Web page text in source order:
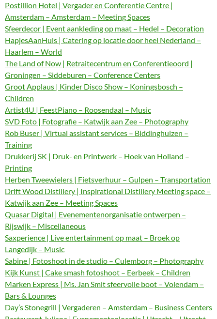
Postillion Hotel | Vergader en Conferentie Centre |
Amsterdam – Amsterdam – Meeting Spaces
Sfeerdecor | Event aankleding op maat – Hedel – Decoration
HapjesAanHuis | Catering op locatie door heel Nederland –
Haarlem – World
The Land of Now | Retraitecentrum en Conferentieoord |
Groningen – Siddeburen – Conference Centers
Groot Applaus | Kinder Disco Show – Koningsbosch –
Children
Artist4U | FeestPiano – Roosendaal – Music
SVD Foto | Fotografie – Katwijk aan Zee – Photography
Rob Buser | Virtual assistant services – Biddinghuizen –
Training
Drukkerij SK | Druk- en Printwerk – Hoek van Holland –
Printing
Herben Tweewielers | Fietsverhuur – Gulpen – Transportation
Drift Wood Distillery | Inspirational Distillery Meeting space –
Katwijk aan Zee – Meeting Spaces
Quasar Digital | Evenementenorganisatie ontwerpen –
Rijswijk – Miscellaneous
Saxperience | Live entertainment op maat – Broek op
Langedijk – Music
Sabine | Fotoshoot in de studio – Culemborg – Photography
Kijk Kunst | Cake smash fotoshoot – Eerbeek – Children
Marken Express | Ms. Jan Smit sfeervolle boot – Volendam –
Bars & Lounges
Day’s Stonegrill | Vergaderen – Amsterdam – Business Centers